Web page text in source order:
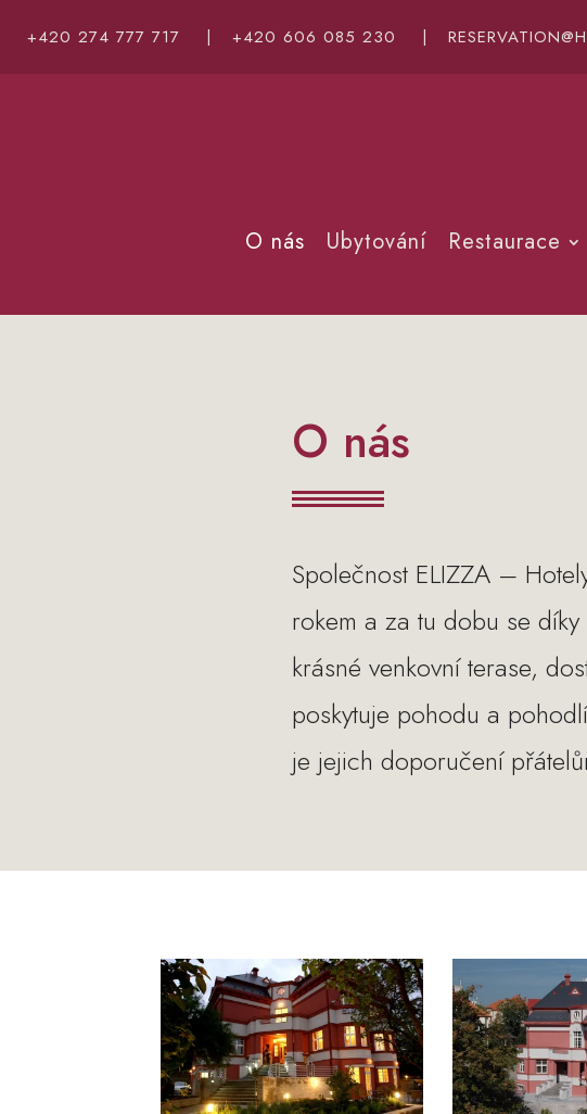
+420 274 777 717 | +420 606 085 230 |
O nás Ubytování Restaurace
O nás
Společnost ELIZZA –
rokem a za tu dobu se
krásné venkovní terase,
poskytuje pohodu a
je jejich doporučení